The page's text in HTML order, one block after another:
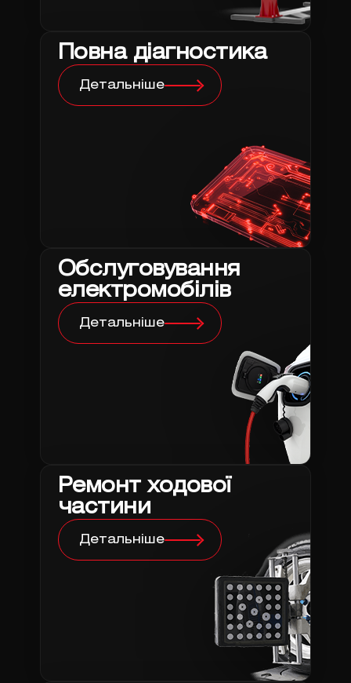
Повна діагностика
Детальніше
Обслуговування
електромобілів
Детальніше
Ремонт ходової
частини
Детальніше